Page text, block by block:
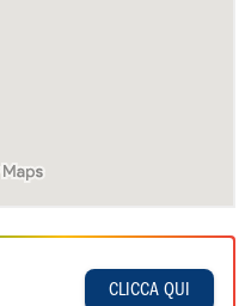
CLICCA QUI